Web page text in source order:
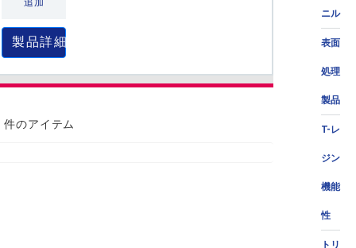
ニル
表面
処理
製品
T-レ
ジン
機能
性
トリ
追加
製品詳細
件のアイテム